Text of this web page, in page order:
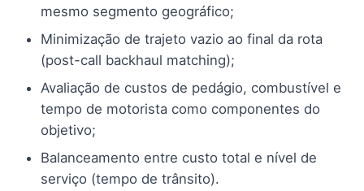
mesmo segmento geográfico;
Minimização de trajeto vazio ao final da rota
(post-call backhaul matching);
Avaliação de custos de pedágio, combustível e
tempo de motorista como componentes do
objetivo;
Balanceamento entre custo total e nível de
serviço (tempo de trânsito).